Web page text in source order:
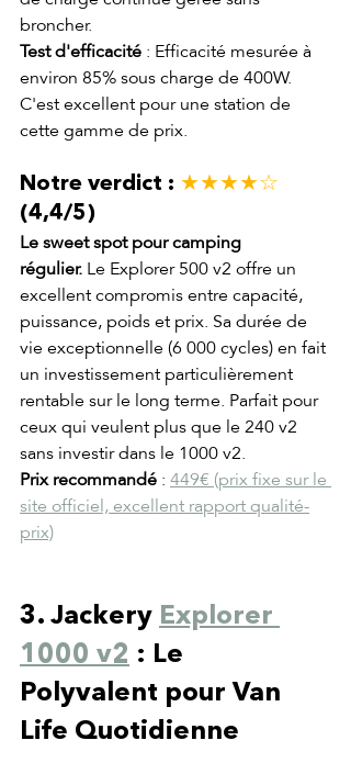
broncher.
Test d'efficacité : Efficacité mesurée à
environ 85% sous charge de 400W.
C'est excellent pour une station de
cette gamme de prix.
Notre verdict : ★★★★☆
(4,4/5)
Le sweet spot pour camping
régulier. Le Explorer 500 v2 offre un
excellent compromis entre capacité,
puissance, poids et prix. Sa durée de
vie exceptionnelle (6 000 cycles) en fait
un investissement particulièrement
rentable sur le long terme. Parfait pour
ceux qui veulent plus que le 240 v2
sans investir dans le 1000 v2.
Prix recommandé : 449€ (prix fixe sur le
site officiel, excellent rapport qualité-
prix)
3. Jackery Explorer
1000 v2 : Le
Polyvalent pour Van
Life Quotidienne